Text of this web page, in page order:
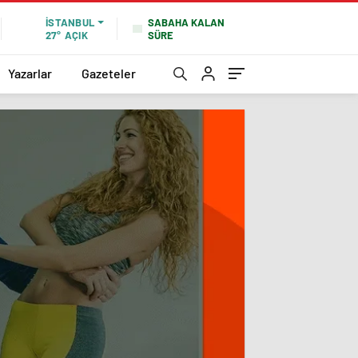
İSTANBUL
27° AÇIK
SABAHA KALAN
SÜRE
Yazarlar Gazeteler